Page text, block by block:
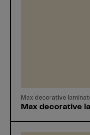
Max decorative
Max decorative